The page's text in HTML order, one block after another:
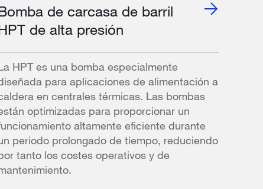
de carcasa de barril
de alta presión
HPT es una bomba especialmente
para aplicaciones de alimentación a
en centrales térmicas. Las bombas
optimizadas para proporcionar un
altamente eficiente durante
periodo prolongado de tiempo, reduciendo
tanto los costes operativos y de